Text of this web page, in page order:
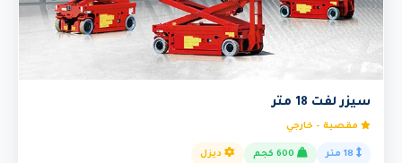
سيزر لفت 18 متر
مقصية - خارجي
ديزل